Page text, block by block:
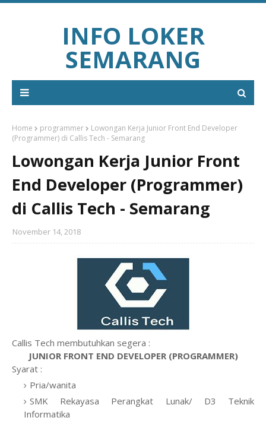
INFO LOKER
SEMARANG
Home programmer
Lowongan Kerja Junior Front End Developer
(Programmer) di Callis Tech - Semarang
Lowongan Kerja Junior Front
End Developer (Programmer)
di Callis Tech - Semarang
November 14, 2018
Callis Tech membutuhkan segera :
JUNIOR FRONT END DEVELOPER (PROGRAMMER)
Syarat :
Pria/wanita
SMK Rekayasa Perangkat Lunak/ D3 Teknik
Informatika